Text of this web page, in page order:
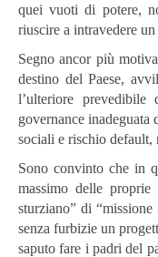
quei vuoti di potere,
riuscire a intravedere
Segno ancor più
destino del Paese,
l’ulteriore
governance
sociali e rischio
Sono convinto che in
massimo delle
sturziano” di
senza furbizie un
saputo fare i padri del